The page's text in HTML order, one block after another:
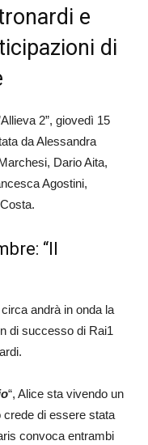
e
di
2”, giovedì 15
da Alessandra
Dario Aita,
Agostini,
“Il
circa andrà in onda la
di successo di Rai1
“, Alice sta vivendo un
crede di essere stata
convoca entrambi